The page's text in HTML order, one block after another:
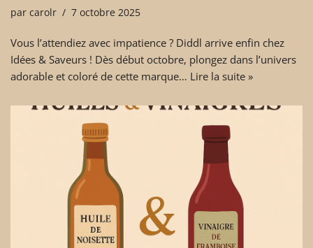
par carolr 7 octobre 2025
Vous l’attendiez avec impatience ? Diddl arrive enfin chez
Idées & Saveurs ! Dès début octobre, plongez dans l’univers
adorable et coloré de cette marque… Lire la suite »